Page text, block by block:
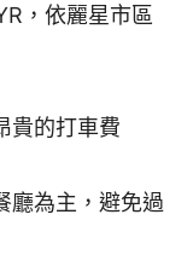
，依麗星市區
貴的打車費
廳為主，避免過